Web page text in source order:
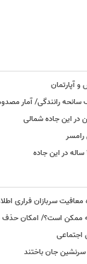
رانندگی/ آمار
در این جاده شمالی
سربازان فراری
است؟/ امکان حذف
اجتماعی